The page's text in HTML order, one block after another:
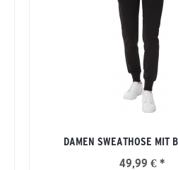
DAMEN SWEATHOSE MIT
49,99 € *